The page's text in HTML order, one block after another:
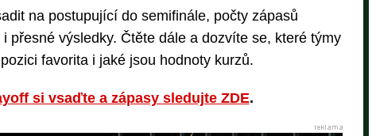
na postupující do semifinále, počty zápasů
přesné výsledky. Čtěte dále a dozvíte se, které týmy
favorita i jaké jsou hodnoty kurzů.
si vsaďte a zápasy sledujte ZDE.